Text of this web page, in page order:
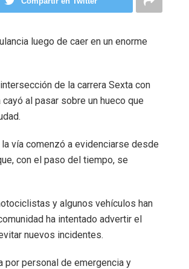
luego de caer en un enorme
de la carrera Sexta con
al pasar sobre un hueco que
vía comenzó a evidenciarse desde
con el paso del tiempo, se
y algunos vehículos han
ha intentado advertir el
nuevos incidentes.
por personal de emergencia y